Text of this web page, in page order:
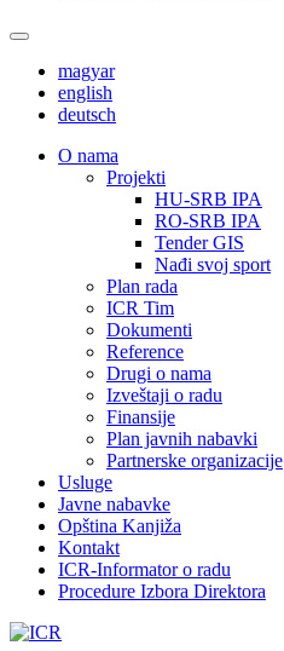
magyar
english
deutsch
О nama
Projekti
HU-SRB IPA
RO-SRB IPA
Tender GIS
Nađi svoj sport
Plan rada
ICR Tim
Dokumenti
Reference
Drugi o nama
Izveštaji o radu
Finansije
Plan javnih nabavki
Partnerske organizacije
Usluge
Javne nabavke
Opština Kanjiža
Kontakt
ICR-Informator o radu
Procedure Izbora Direktora